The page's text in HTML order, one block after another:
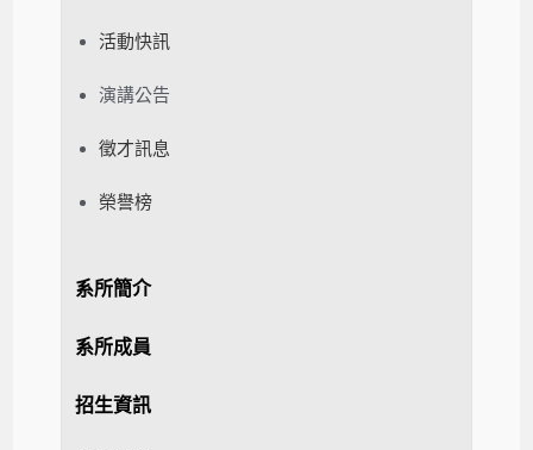
活動快訊
演講公告
徵才訊息
榮譽榜
系所簡介
系所成員
招生資訊